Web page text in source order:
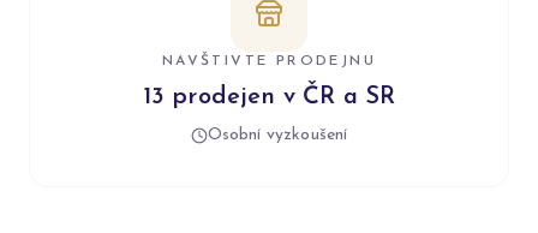
NAVŠTIVTE PRODEJNU
13 prodejen v ČR a SR
Osobní vyzkoušení